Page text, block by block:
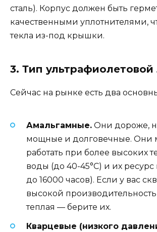
сталь). Корпус должен быть
качественными уплотнителями,
текла из-под крышки.
3. Тип
Сейчас на рынке есть два
Амальгамные. Они дороже,
мощные и долговечные. Они
работать при более высоких
воды (до 40-45°C) и их ресурс
до 16000 часов). Если у вас
высокой
теплая — берите их.
Кварцевые (низкого